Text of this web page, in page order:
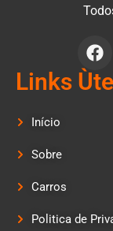
Links
Início
Sobre
Carros
Politica de